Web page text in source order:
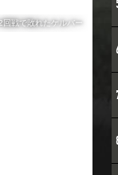
回戦で敗れたケルバー